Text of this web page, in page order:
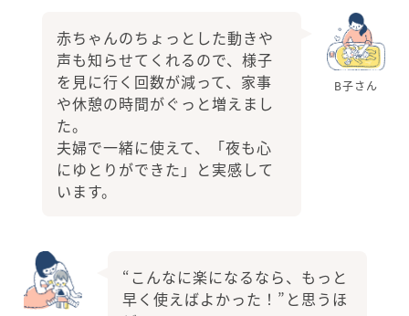
B子さん
赤ちゃんのちょっとした動きや
声も知らせてくれるので、様子
を見に行く回数が減って、家事
や休憩の時間がぐっと増えまし
た。
夫婦で一緒に使えて、「夜も心
にゆとりができた」と実感して
います。
“こんなに楽になるなら、もっと
早く使えばよかった！”と思うほ